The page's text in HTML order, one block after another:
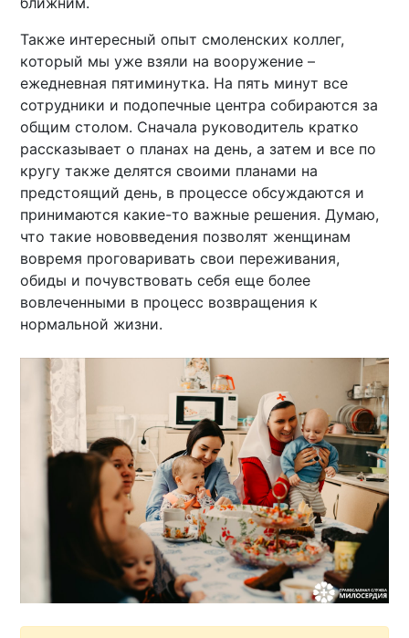
Также интересный опыт смоленских коллег,
который мы уже взяли на вооружение –
ежедневная пятиминутка. На пять минут все
сотрудники и подопечные центра собираются за
общим столом. Сначала руководитель кратко
рассказывает о планах на день, а затем и все по
кругу также делятся своими планами на
предстоящий день, в процессе обсуждаются и
принимаются какие-то важные решения. Думаю,
что такие нововведения позволят женщинам
вовремя проговаривать свои переживания,
обиды и почувствовать себя еще более
вовлеченными в процесс возвращения к
нормальной жизни.